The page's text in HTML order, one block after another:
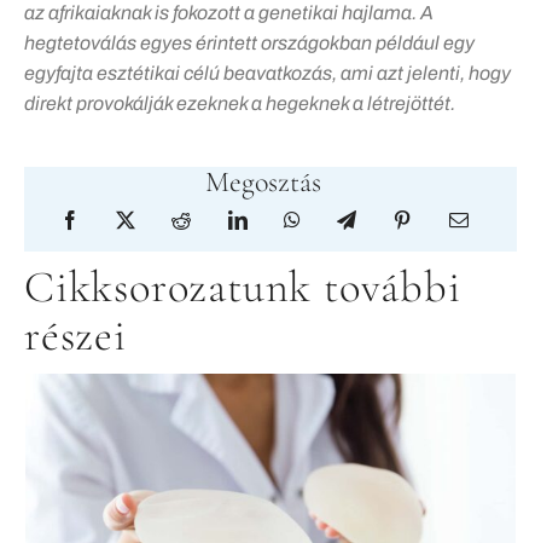
az afrikaiaknak is fokozott a genetikai hajlama. A
hegtetoválás egyes érintett országokban például egy
egyfajta esztétikai célú beavatkozás, ami azt jelenti, hogy
direkt provokálják ezeknek a hegeknek a létrejöttét.
Megosztás
Cikksorozatunk további
részei